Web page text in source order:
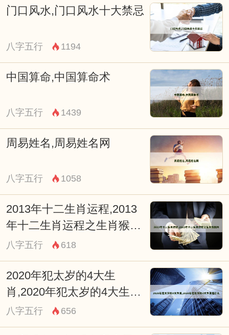
从商周青铜器纹饰到明清园林布局，八
卦元素渗透在中华美学的各个层面，中医经
络学说以八卦配伍脏腑，太极拳招式暗合卦
变之理，风水堪舆遵循气场流转法则，即便
在现代企业管理中，刚柔并济的领导艺术、
进退有度的决策智慧，仍可追溯至八卦蕴含
的辩证思维，这种跨越三千年的文化传承，
证明其不仅是古老典籍，更是鲜活的生命哲
学。
门口风水,门口风水十大禁忌
八字五行 1194
中国算命,中国算命术
八字五行 1439
周易姓名,周易姓名网
八字五行 1058
2013年十二生肖运程,2013
年十二生肖运程之生肖猴图
片
八字五行 618
2020年犯太岁的4大生
肖,2020年犯太岁的4大生肖
是什么
八字五行 656